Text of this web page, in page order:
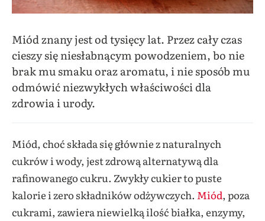
Miód znany jest od tysięcy lat. Przez cały czas
cieszy się niesłabnącym powodzeniem, bo nie
brak mu smaku oraz aromatu, i nie sposób mu
odmówić niezwykłych właściwości dla
zdrowia i urody.
Miód, choć składa się głównie z naturalnych
cukrów i wody, jest zdrową alternatywą dla
rafinowanego cukru. Zwykły cukier to puste
kalorie i zero składników odżywczych. Miód, poza
cukrami, zawiera niewielką ilość białka, enzymy,